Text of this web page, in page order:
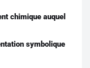
chimique auquel
symbolique